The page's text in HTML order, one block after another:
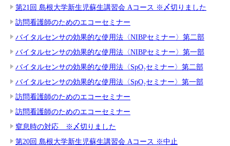
第21回 島根大学新生児蘇生講習会 Aコース ※〆切りました
訪問看護師のためのエコーセミナー
バイタルセンサの効果的な使用法〈NIBPセミナー〉第二部
バイタルセンサの効果的な使用法〈NIBPセミナー〉第一部
バイタルセンサの効果的な使用法〈SpO₂セミナー〉第二部
バイタルセンサの効果的な使用法〈SpO₂セミナー〉第一部
訪問看護師のためのエコーセミナー
訪問看護師のためのエコーセミナー
窒息時の対応 ※〆切りました
第20回 島根大学新生児蘇生講習会 Aコース ※中止